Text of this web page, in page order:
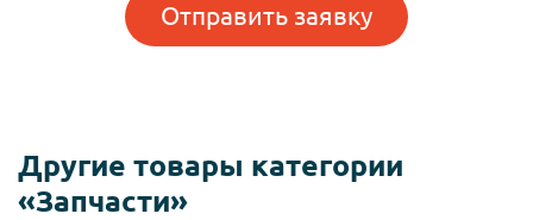
Отправить заявку
Другие товары категории
«Запчасти»